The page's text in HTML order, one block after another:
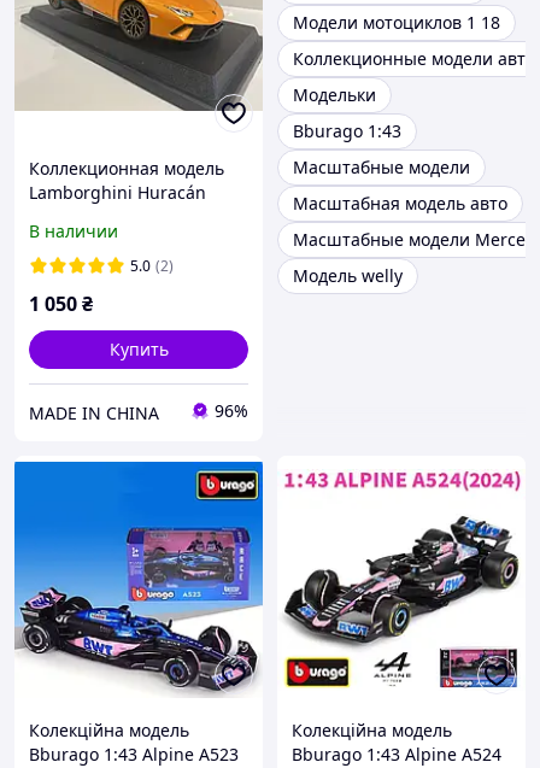
Коллекционная модель
Lamborghini Huracán
(оранжевая)
В наличии
5.0 (2)
1 050₴
Купить
MADE IN CHINA 96%
Модели мотоциклов 1 18
Коллекционные модели
Модельки
Bburago 1:43
Масштабные модели
Масштабная модель авто
Масштабные модели
Модель welly
Колекційна модель
Bburago 1:43 Alpine A523
Колекційна модель
Bburago 1:43 Alpine A524